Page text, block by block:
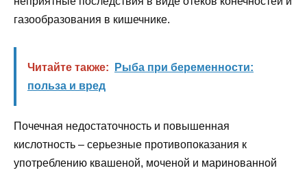
газообразования в кишечнике.
Читайте также:
Рыба при беременности:
польза и вред
Почечная недостаточность и повышенная
кислотность – серьезные противопоказания к
употреблению квашеной, моченой и маринованной